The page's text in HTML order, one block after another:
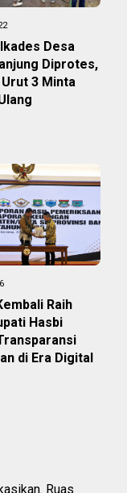
Desa
Diprotes,
3 Minta
Raih
Hasbi
di Era Digital
Ruas